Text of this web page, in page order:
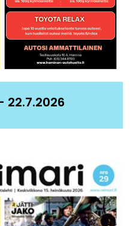
22.7.2026